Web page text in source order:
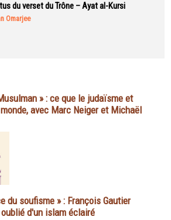
du verset du Trône – Ayat al-Kursi
Omarjee
» : ce que le judaïsme et
avec Marc Neiger et Michaël
du soufisme » : François Gautier
d'un islam éclairé